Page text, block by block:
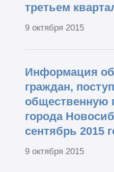
третьем
9 октября 2015
Информация
граждан,
общественную
города
сентябрь 2015
9 октября 2015